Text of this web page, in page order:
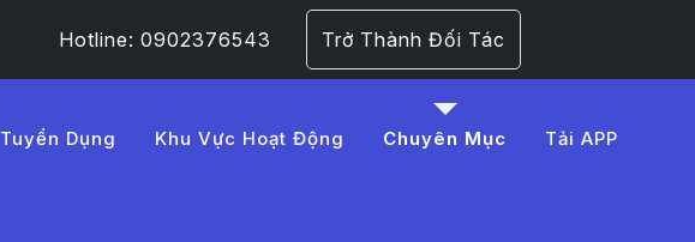
Hotline: 0902376543 Trở Thành Đối Tác
Tuyển Dụng Khu Vực Hoạt Động Chuyên Mục Tải APP